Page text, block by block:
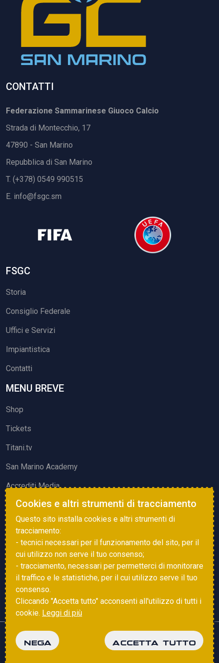
CONTATTI
Federazione Sammarinese Giuoco Calcio
Strada di Montecchio, 17
47890 - San Marino
Repubblica di San Marino
T. (+378) 0549 990515
E. info@fsgc.sm
FSGC
Storia
Consiglio Federale
Uffici e Servizi
Impiantistica
Contatti
MENU BREVE
Shop
Tickets
Titani.tv
San Marino Academy
Accrediti Media
ATTIVITÀ ED EVENTI
Squadre di Calcio
Associazione Sammarinese Arbitri
Vota gol e parata
Copyright © 2025 FSGC. Tutti i diritti riservati
Cookies e altri strumenti di tracciamento
Questo sito installa cookies e altri strumenti di
tracciamento:
- tecnici necessari per il funzionamento del sito, per il
cui utilizzo non serve il tuo consenso;
- tracciamento, necessari per permetterci di monitorare
il traffico e le statistiche, per il cui utilizzo serve il tuo
consenso.
Cliccando "Accetta tutto" acconsenti all'utilizzo di tutti i
cookie. Leggi di più
NEGA ACCETTA TUTTO